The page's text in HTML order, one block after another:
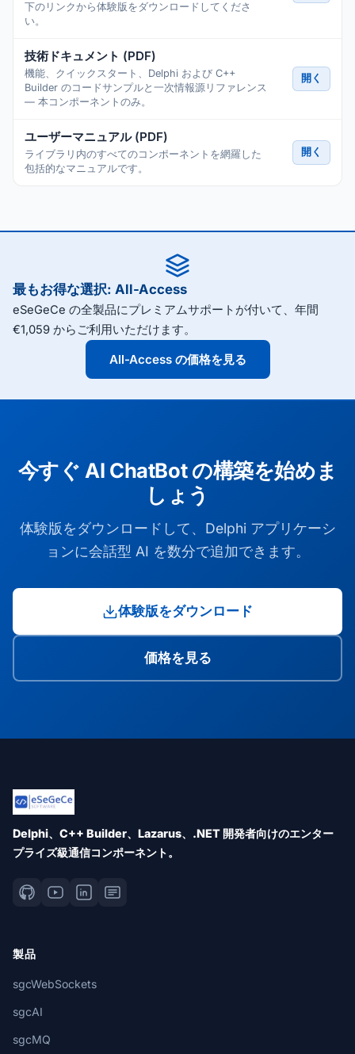
下のリンクから体験版をダウンロードしてくださ
い。
技術ドキュメント (PDF)
機能、クイックスタート、Delphi および C++
Builder のコードサンプルと一次情報源リファレンス
— 本コンポーネントのみ。
開く
ユーザーマニュアル (PDF)
ライブラリ内のすべてのコンポーネントを網羅した
包括的なマニュアルです。
開く
最もお得な選択: All-Access
eSeGeCe の全製品にプレミアムサポートが付いて、年間
€1,059 からご利用いただけます。
All-Access の価格を見る
今すぐ AI ChatBot の構築を始めま
しょう
体験版をダウンロードして、Delphi アプリケーシ
ョンに会話型 AI を数分で追加できます。
体験版をダウンロード
価格を見る
Delphi、C++ Builder、Lazarus、.NET 開発者向けのエンター
プライズ級通信コンポーネント。
製品
sgcWebSockets
sgcAI
sgcMQ